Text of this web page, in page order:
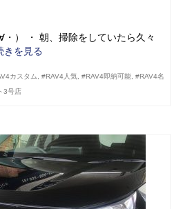
） ・ 朝、掃除をしていたら久々
きを見る
カスタム #RAV4人気 #RAV4即納可能 #RAV4名
3号店